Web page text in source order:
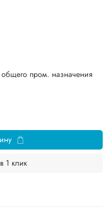
общего пром. назначения
1 клик